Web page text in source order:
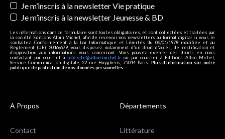
Je m’inscris à la newsletter Vie pratique
Je m’inscris à la newsletter Jeunesse & BD
Les informations dans ce formulaire sont toutes obligatoires, et sont collectées et traitées par
la société Editions Albin Michel, afin de recevoir nos newsletters au format digital si vous le
souhaitez. Conformément à la Loi Informatique et Libertés du 06/01/1978 modifiée et au
Règlement (UE) 2016/679, vous disposez notamment d'un droit d'accès, de rectification et
d’opposition aux informations vous concernant. Vous pouvez exercer ces droits en nous
contactant par courriel à info-site@albin-michel.fr ou par courrier à Editions Albin Michel,
Service Communication digitale, 22 rue Huyghens, 75014 Paris. Plus d’information sur notre
politique de protection de vos données personnelles
A Propos
Contact
Départements
Littérature